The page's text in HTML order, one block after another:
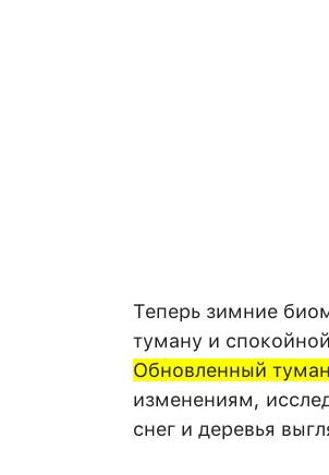
Теперь зимние
туману и
Обновленный
изменениям,
снег и деревья